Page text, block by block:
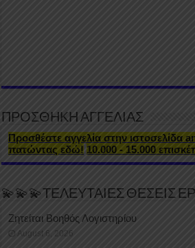
ΠΡΟΣΘΗΚΗ ΑΓΓΕΛΙΑΣ
Προσθέστε αγγελία στην ιστοσελίδα
πατώντας εδώ! 10.000 - 15.000
💫💫💫ΤΕΛΕΥΤΑΙΕΣ ΘΕΣΕΙΣ
Ζητείται Βοηθός Λογιστηρίου
August 6, 2026